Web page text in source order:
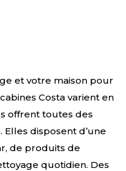
et votre maison pour
Costa varient en
offrent toutes des
disposent d’une
de produits de
quotidien. Des